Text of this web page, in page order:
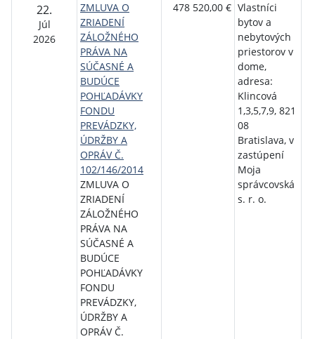
22.
Júl
2026
ZMLUVA O
ZRIADENÍ
ZÁLOŽNÉHO
PRÁVA NA
SÚČASNÉ A
BUDÚCE
POHĽADÁVKY
FONDU
PREVÁDZKY,
ÚDRŽBY A
OPRÁV Č.
102/146/2014
ZMLUVA O
ZRIADENÍ
ZÁLOŽNÉHO
PRÁVA NA
SÚČASNÉ A
BUDÚCE
POHĽADÁVKY
FONDU
PREVÁDZKY,
ÚDRŽBY A
OPRÁV Č.
478 520,00 € Vlastníci
bytov a
nebytových
priestorov v
dome,
adresa:
Klincová
1,3,5,7,9, 821
08
Bratislava, v
zastúpení
Moja
správcovská
s. r. o.